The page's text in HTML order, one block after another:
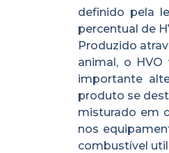
definido pela
percentual de
Produzido
animal, o
importante
produto se
misturado em
nos
combustível